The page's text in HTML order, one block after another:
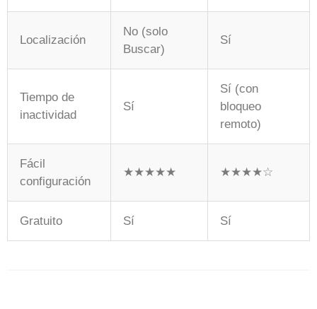
Localización
No (solo
Buscar)
Sí
Tiempo de
inactividad
Sí
Sí (con
bloqueo
remoto)
Fácil
configuración
★★★★★ ★★★★☆
Gratuito Sí Sí